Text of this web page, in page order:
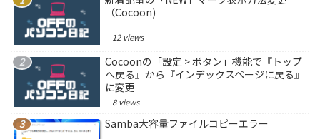
（Cocoon)
12 views
Cocoonの「設定 > ボタン」機能で『トップ
へ戻る』から『インデックスページに戻る』
に変更
8 views
Samba大容量ファイルコピーエラー